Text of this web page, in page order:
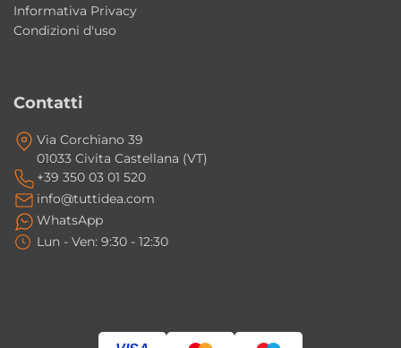
Il lavabo può essere installato anche
installazioni outdoor coperte come terrazze,
La vasca è abbastanza profonda per
utilizzi pratici?
Sì, la vasca interna profonda circa 19 cm
garantisce comfort e praticità sia in bagno sia
sia in appoggio?
Informativa Privacy
Condizioni d'uso
Contatti
Via Corchiano 39
01033 Civita Castellana (VT)
+39 350 03 01 520
info@tuttidea.com
WhatsApp
Lun - Ven: 9:30 - 12:30